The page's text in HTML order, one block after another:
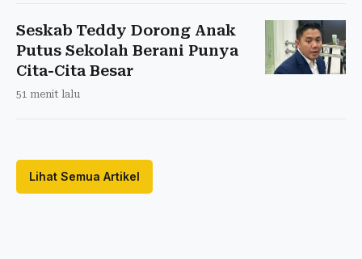
Seskab Teddy Dorong Anak
Putus Sekolah Berani Punya
Cita-Cita Besar
51 menit lalu
Lihat Semua Artikel